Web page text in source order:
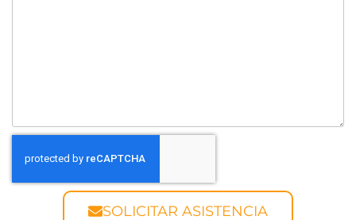
SOLICITAR ASISTENCIA